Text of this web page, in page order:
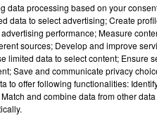
data processing based on your
data to select advertising; Create
performance; Measure
sources; Develop and improve
limited data to select content; Ensure
Save and communicate privacy
to offer following functionalities:
and combine data from other